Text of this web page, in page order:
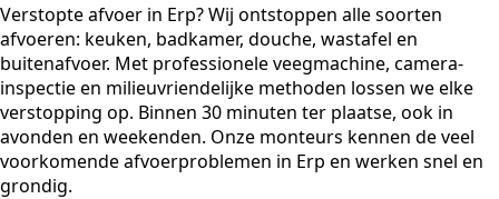
Verstopte afvoer in Erp? Wij ontstoppen alle soorten
afvoeren: keuken, badkamer, douche, wastafel en
buitenafvoer. Met professionele veegmachine, camera-
inspectie en milieuvriendelijke methoden lossen we elke
verstopping op. Binnen 30 minuten ter plaatse, ook in
avonden en weekenden. Onze monteurs kennen de veel
voorkomende afvoerproblemen in Erp en werken snel en
grondig.